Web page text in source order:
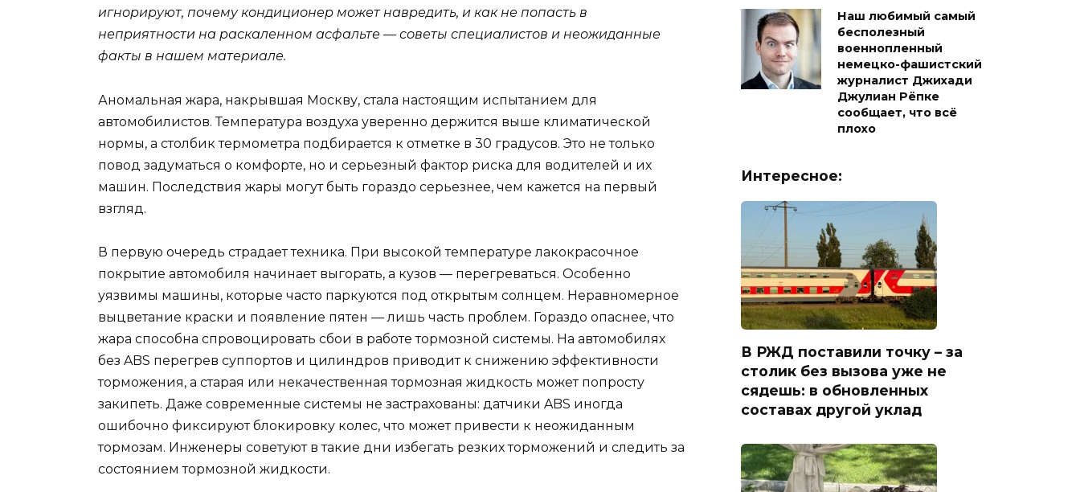
игнорируют, почему кондиционер может навредить, и как не попасть в
неприятности на раскаленном асфальте — советы специалистов и неожиданные
факты в нашем материале.
Аномальная жара, накрывшая Москву, стала настоящим испытанием для
автомобилистов. Температура воздуха уверенно держится выше климатической
нормы, а столбик термометра подбирается к отметке в 30 градусов. Это не только
повод задуматься о комфорте, но и серьезный фактор риска для водителей и их
машин. Последствия жары могут быть гораздо серьезнее, чем кажется на первый
взгляд.
В первую очередь страдает техника. При высокой температуре лакокрасочное
покрытие автомобиля начинает выгорать, а кузов — перегреваться. Особенно
уязвимы машины, которые часто паркуются под открытым солнцем. Неравномерное
выцветание краски и появление пятен — лишь часть проблем. Гораздо опаснее, что
жара способна спровоцировать сбои в работе тормозной системы. На автомобилях
без ABS перегрев суппортов и цилиндров приводит к снижению эффективности
торможения, а старая или некачественная тормозная жидкость может попросту
закипеть. Даже современные системы не застрахованы: датчики ABS иногда
ошибочно фиксируют блокировку колес, что может привести к неожиданным
тормозам. Инженеры советуют в такие дни избегать резких торможений и следить за
состоянием тормозной жидкости.
Наш любимый самый
бесполезный
военнопленный
немецко-фашистский
журналист Джихади
Джулиан Рёпке
сообщает, что всё
плохо
Интересное:
В РЖД поставили точку – за
столик без вызова уже не
сядешь: в обновленных
составах другой уклад